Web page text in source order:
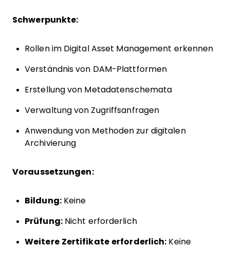
Schwerpunkte:
Rollen im Digital Asset Management erkennen
Verständnis von DAM-Plattformen
Erstellung von Metadatenschemata
Verwaltung von Zugriffsanfragen
Anwendung von Methoden zur digitalen
Archivierung
Voraussetzungen:
Bildung:Keine
Prüfung:Nicht erforderlich
Weitere Zertifikate erforderlich: Keine